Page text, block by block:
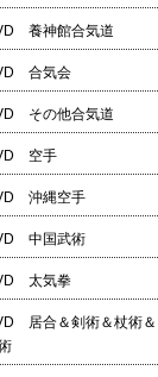
養神館合気道
合気会
その他合気道
空手
沖縄空手
中国武術
太気拳
居合＆剣術＆杖術＆